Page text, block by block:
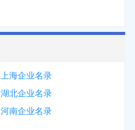
上海企业名录
湖北企业名录
河南企业名录